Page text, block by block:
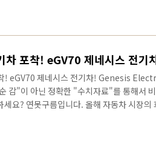
! eGV70 제네시스 전기차! Genesis
감"이 아닌 정확한 "수치자료"를 통해서
요? 연못구름입니다. 올해 자동차 시장의
정말 얼마되지 않았는데, 벌써 전기차가